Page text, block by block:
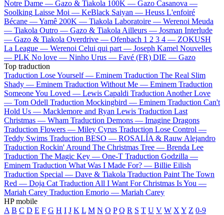
Notre Dame — Gazo & Tiakola 100K — Gazo Casanova —
Soolking Laisse Moi — KeBlack Saiyan — Heuss L'enfoiré
Bécane —Yamê 200K — Tiakola Laboratoire — Werenoi Meuda
— Tiakola Outro — Gazo & Tiakola Ailleurs — Josman Interlude
— Gazo & Tiakola Overdrive — Ofenbach 1 2 3 4 — ZOKUSH
La League — Werenoi Celui qui part — Joseph Kamel Nouvelles
— PLK No love — Ninho Urus — Favé (FR) DIE — Gazo
Top traduction
Traduction Lose Yourself — Eminem Traduction The Real Slim
Shady — Eminem Traduction Without Me — Eminem Traduction
Someone You Loved — Lewis Capaldi Traduction Another Love
— Tom Odell Traduction Mockingbird — Eminem Traduction Can't
Hold Us — Macklemore and Ryan Lewis Traduction Last
Christmas — Wham Traduction Demons — Imagine Dragons
Traduction Flowers — Miley Cyrus Traduction Lose Control —
Teddy Swims Traduction BESO — ROSALÍA & Rauw Alejandro
Traduction Rockin' Around The Christmas Tree — Brenda Lee
Traduction The Magic Key — One-T Traduction Godzilla —
Eminem Traduction What Was I Made For? — Billie Eilish
Traduction Special — Dave & Tiakola Traduction Paint The Town
Red — Doja Cat Traduction All I Want For Christmas Is You —
Mariah Carey Traduction Emorio — Mariah Carey
HP mobile
A B C D E F G H I J K L M N O P Q R S T U V W X Y Z 0-9